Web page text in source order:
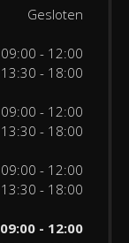
Gesloten
09:00 - 12:00
13:30 - 18:00
09:00 - 12:00
13:30 - 18:00
09:00 - 12:00
13:30 - 18:00
09:00 - 12:00